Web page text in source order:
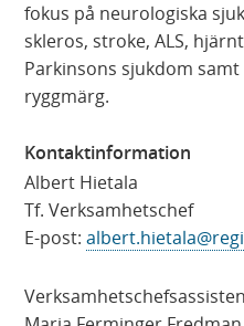
fokus på neurologiska
skleros, stroke, ALS,
Parkinsons sjukdom
ryggmärg.
Kontaktinformation
Albert Hietala
Tf. Verksamhetschef
E-post: